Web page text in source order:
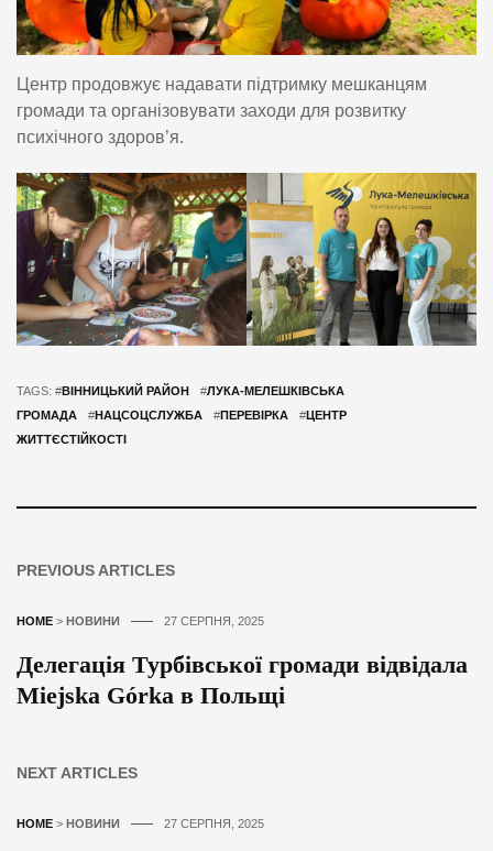
Центр продовжує надавати підтримку мешканцям
громади та організовувати заходи для розвитку
психічного здоров’я.
TAGS: #ВІННИЦЬКИЙ РАЙОН #ЛУКА-МЕЛЕШКІВСЬКА
ГРОМАДА
#НАЦСОЦСЛУЖБА #ПЕРЕВІРКА #ЦЕНТР
ЖИТТЄСТІЙКОСТІ
PREVIOUS ARTICLES
HOME > НОВИНИ 27 СЕРПНЯ, 2025
Делегація Турбівської громади відвідала
Miejska Górka в Польщі
NEXT ARTICLES
HOME > НОВИНИ 27 СЕРПНЯ, 2025